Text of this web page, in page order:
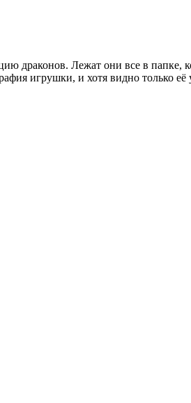
драконов. Лежат они все в папке,
игрушки, и хотя видно только